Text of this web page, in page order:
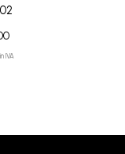
IVA